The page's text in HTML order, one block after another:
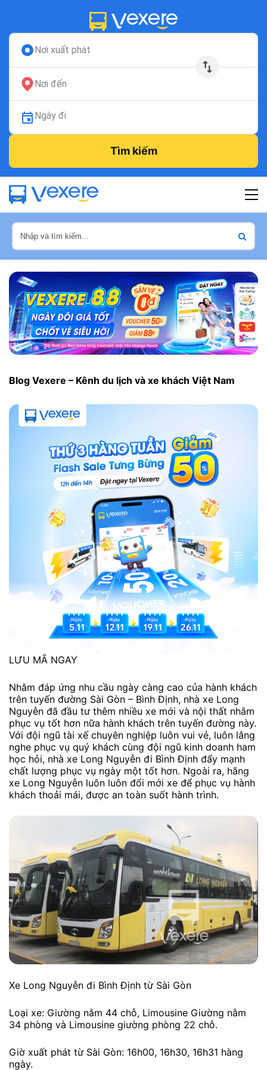
Nơi xuất phát
Nơi đến
Ngày đi
Tìm kiếm
Blog Vexere – Kênh du lịch và xe khách Việt Nam
LƯU MÃ NGAY
Nhằm đáp ứng nhu cầu ngày càng cao của hành khách
trên tuyến đường Sài Gòn – Bình Định, nhà xe Long
Nguyễn đã đầu tư thêm nhiều xe mới và nội thất nhằm
phục vụ tốt hơn nữa hành khách trên tuyến đường này.
Với đội ngũ tài xế chuyên nghiệp luôn vui vẻ, luôn lắng
nghe phục vụ quý khách cùng đội ngũ kinh doanh ham
học hỏi, nhà xe Long Nguyễn đi Bình Định đẩy mạnh
chất lượng phục vụ ngày một tốt hơn. Ngoài ra, hãng
xe Long Nguyễn luôn luôn đổi mới xe để phục vụ hành
khách thoải mái, được an toàn suốt hành trình.
Xe Long Nguyễn đi Bình Định từ Sài Gòn
Loại xe: Giường nằm 44 chỗ, Limousine Giường nằm
34 phòng và Limousine giường phòng 22 chỗ.
Giờ xuất phát từ Sài Gòn: 16h00, 16h30, 16h31 hàng
ngày.